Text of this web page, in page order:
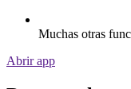
Muchas otras
Abrir app